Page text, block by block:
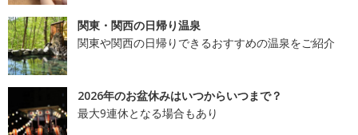
関東・関西の日帰り温泉
関東や関西の日帰りできるおすすめの温泉をご紹介
2026年のお盆休みはいつからいつまで？
最大9連休となる場合もあり